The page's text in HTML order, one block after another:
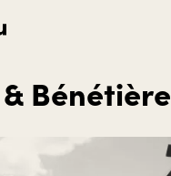
Bénétière